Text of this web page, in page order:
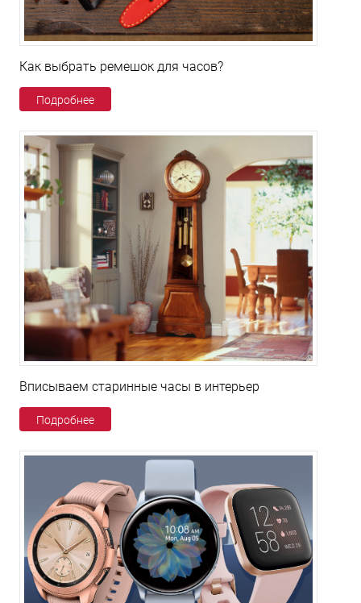
Как выбрать ремешок для часов?
Подробнее
Вписываем старинные часы в интерьер
Подробнее